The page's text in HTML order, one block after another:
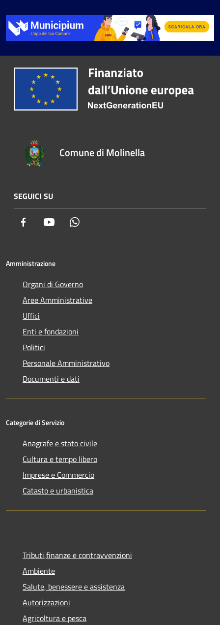
Comune di Molinella
SEGUICI SU
Facebook Youtube
Amministrazione
Organi di Governo
Aree Amministrative
Uffici
Enti e fondazioni
Politici
Personale Amministrativo
Documenti e dati
Categorie di Servizio
Anagrafe e stato civile
Cultura e tempo libero
Imprese e Commercio
Catasto e urbanistica
Tributi,finanze e contravvenzioni
Ambiente
Salute, benessere e assistenza
Autorizzazioni
Agricoltura e pesca